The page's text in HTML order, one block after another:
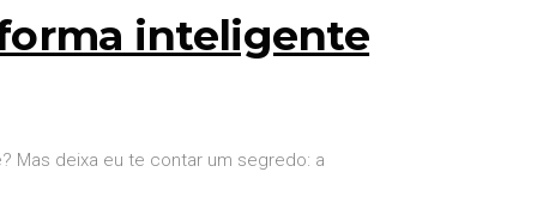
inteligente
Mas deixa eu te contar um segredo: a